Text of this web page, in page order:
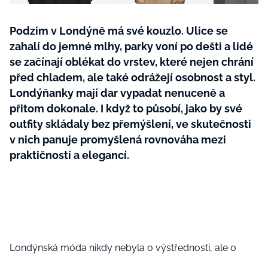
Podzim v Londýně má své kouzlo. Ulice se
zahalí do jemné mlhy, parky voní po dešti a lidé
se začínají oblékat do vrstev, které nejen chrání
před chladem, ale také odrážejí osobnost a styl.
Londýňanky mají dar vypadat nenuceně a
přitom dokonale. I když to působí, jako by své
outfity skládaly bez přemýšlení, ve skutečnosti
v nich panuje promyšlená rovnováha mezi
praktičností a elegancí.
Londýnská móda nikdy nebyla o výstřednosti, ale o